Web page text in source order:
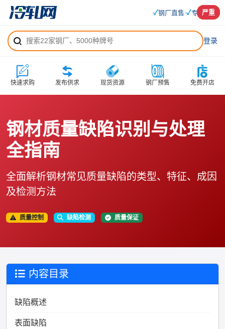
✓钢厂直售·✓专业服务
登录
快速求购 发布供求 现货资源 钢厂预售 免费开店
钢材质量缺陷识别与处理
全指南
全面解析钢材常见质量缺陷的类型、特征、成因
及检测方法
质量控制 缺陷检测 质量保证
内容目录
缺陷概述
表面缺陷
严重
中等
中等
中等
严重
严重
严重
中等
中等
严重
严重
中等
中等
严重